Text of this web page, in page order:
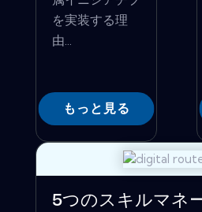
を実装する理
由...
もっと見る
5つのスキルマネ